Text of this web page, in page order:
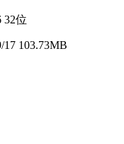
32位
17 103.73MB